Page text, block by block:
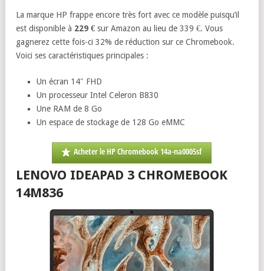
La marque HP frappe encore très fort avec ce modèle puisqu’il
est disponible à 229 € sur Amazon au lieu de 339 €. Vous
gagnerez cette fois-ci 32% de réduction sur ce Chromebook.
Voici ses caractéristiques principales :
Un écran 14″ FHD
Un processeur Intel Celeron B830
Une RAM de 8 Go
Un espace de stockage de 128 Go eMMC
Acheter le HP Chromebook 14a-na0005sf
LENOVO IDEAPAD 3 CHROMEBOOK
14M836